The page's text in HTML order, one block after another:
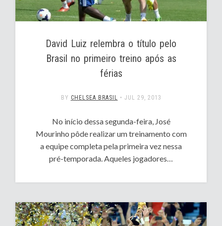
David Luiz relembra o título pelo
Brasil no primeiro treino após as
férias
BY CHELSEA BRASIL • JUL 29, 2013
No início dessa segunda-feira, José
Mourinho pôde realizar um treinamento com
a equipe completa pela primeira vez nessa
pré-temporada. Aqueles jogadores…